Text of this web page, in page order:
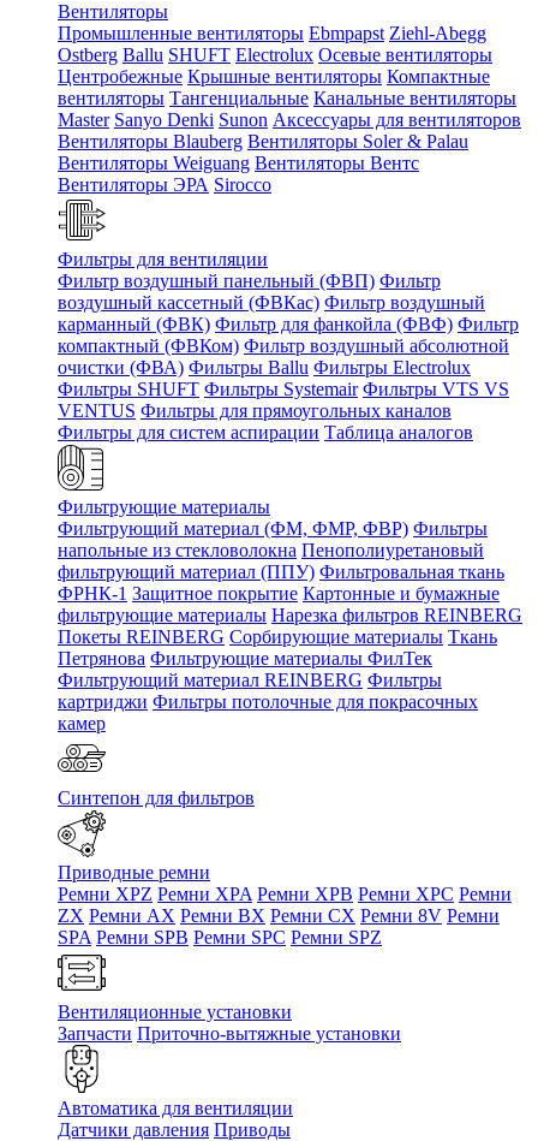
Вентиляторы
Промышленные вентиляторы Ebmpapst Ziehl-Abegg
Ostberg Ballu SHUFT Electrolux Осевые вентиляторы
Центробежные Крышные вентиляторы Компактные
вентиляторы Тангенциальные Канальные вентиляторы
Master Sanyo Denki Sunon Аксессуары для вентиляторов
Вентиляторы Blauberg Вентиляторы Soler & Palau
Вентиляторы Weiguang Вентиляторы Вентс
Вентиляторы ЭРА Sirocco
Фильтры для вентиляции
Фильтр воздушный панельный (ФВП) Фильтр
воздушный кассетный (ФВКас) Фильтр воздушный
карманный (ФВК) Фильтр для фанкойла (ФВФ) Фильтр
компактный (ФВКом) Фильтр воздушный абсолютной
очистки (ФВА) Фильтры Ballu Фильтры Electrolux
Фильтры SHUFT Фильтры Systemair Фильтры VTS VS
VENTUS Фильтры для прямоугольных каналов
Фильтры для систем аспирации Таблица аналогов
Фильтрующие материалы
Фильтрующий материал (ФМ, ФМР, ФВР) Фильтры
напольные из стекловолокна Пенополиуретановый
фильтрующий материал (ППУ) Фильтровальная ткань
ФРНК-1 Защитное покрытие Картонные и бумажные
фильтрующие материалы Нарезка фильтров REINBERG
Покеты REINBERG Сорбирующие материалы Ткань
Петрянова Фильтрующие материалы ФилТек
Фильтрующий материал REINBERG Фильтры
картриджи Фильтры потолочные для покрасочных
камер
Синтепон для фильтров
Приводные ремни
Ремни XPZ Ремни XPA Ремни XPB Ремни XPC Ремни
ZX Ремни AX Ремни BX Ремни CX Ремни 8V Ремни
SPA Ремни SPB Ремни SPC Ремни SPZ
Вентиляционные установки
Запчасти Приточно-вытяжные установки
Автоматика для вентиляции
Датчики давления Приводы